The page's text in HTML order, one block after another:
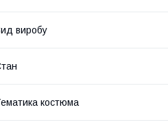
виробу
костюма